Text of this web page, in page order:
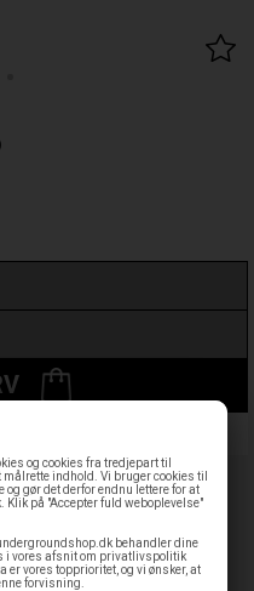
og cookies fra tredjepart til
indhold. Vi bruger cookies til
gør det derfor endnu lettere for at
på "Accepter fuld weboplevelse"
behandler dine
i vores afsnit om privatlivspolitik
er vores topprioritet, og vi ønsker, at
forvisning.
hverdage